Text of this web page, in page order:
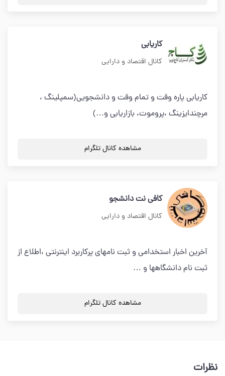
کاریابی
کانال اقتصاد و دارایی
کاریابی پاره وقت و تمام وقت و دانشجویی(سمپلینگ ،
مرچندایزینگ ،پروموت، بازاریابی و…)
مشاهده کانال تلگرام
کافی نت دانشجو
کانال اقتصاد و دارایی
آخرین اخبار استخدامی و ثبت نامهای پرکاربرد اینترنتی ،اطلاع از
ثبت نام دانشگاهها و …
مشاهده کانال تلگرام
نظرات